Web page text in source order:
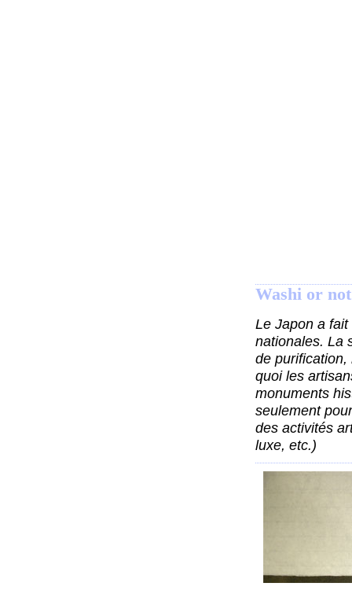
Washi or
Le Japon a
nationales. La
de
quoi les
monuments
seulement
des activités
luxe, etc.)